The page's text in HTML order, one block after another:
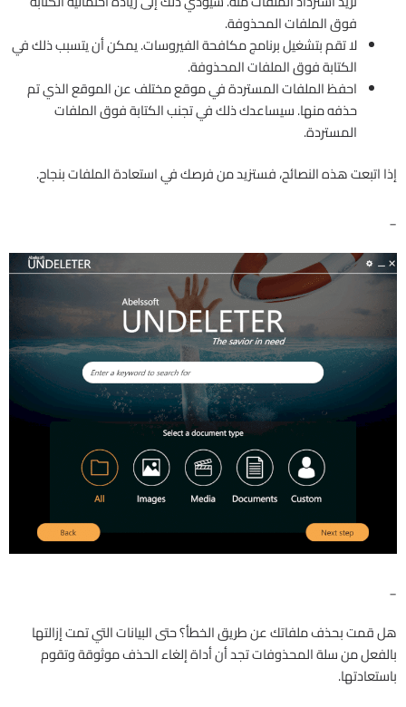
فوق الملفات المحذوفة.
لا تقم بتشغيل برنامج مكافحة الفيروسات. يمكن أن يتسبب ذلك في
الكتابة فوق الملفات المحذوفة.
احفظ الملفات المستردة في موقع مختلف عن الموقع الذي تم
حذفه منها. سيساعدك ذلك في تجنب الكتابة فوق الملفات
المستردة.
إذا اتبعت هذه النصائح، فستزيد من فرصك في استعادة الملفات بنجاح.
_
_
هل قمت بحذف ملفاتك عن طريق الخطأ؟ حتى البيانات التي تمت إزالتها
بالفعل من سلة المحذوفات تجد أن أداة إلغاء الحذف موثوقة وتقوم
باستعادتها.